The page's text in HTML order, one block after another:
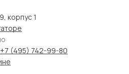
корпус 1
+7 (495) 742-99-80